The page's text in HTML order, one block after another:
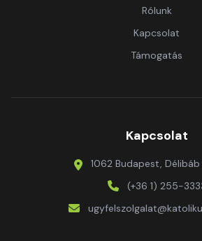
Rólunk
Kapcsolat
Támogatás
Kapcsolat
1062 Budapest, Délibáb
(+36 1) 255-